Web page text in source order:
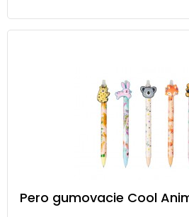
Pero gumovacie Cool